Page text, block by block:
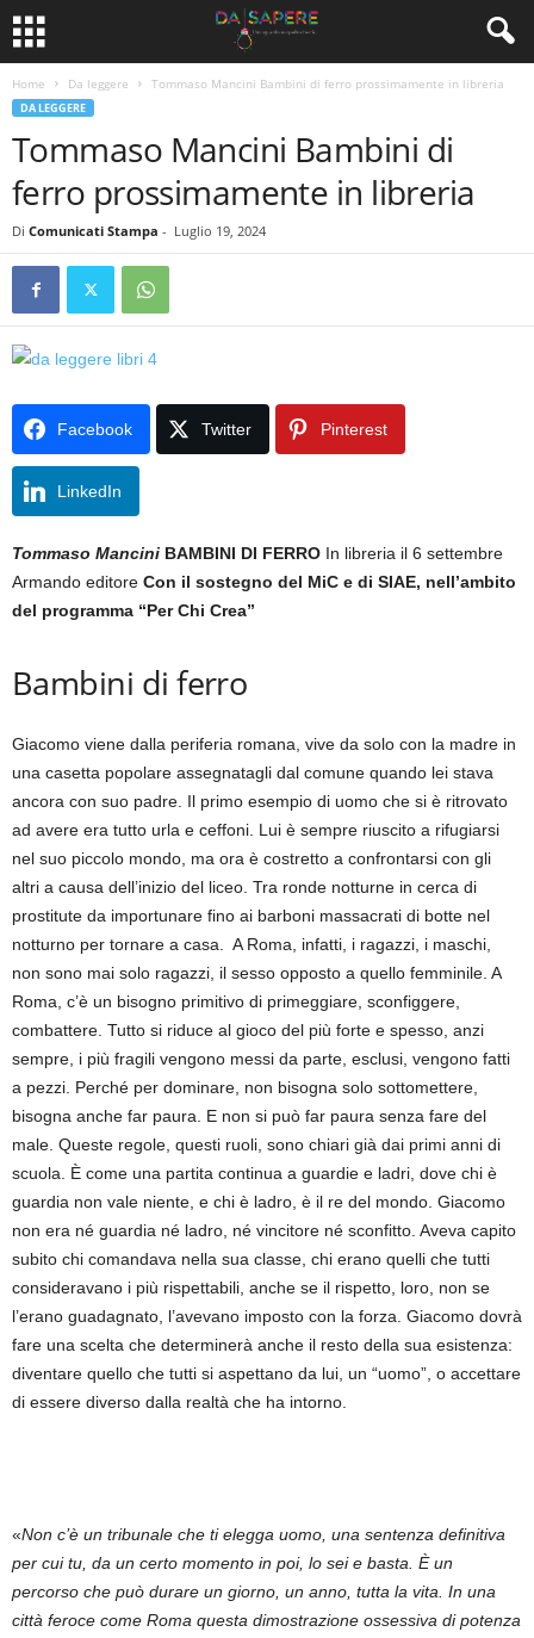
Home Da leggere Tommaso Mancini Bambini di ferro prossimamente in libreria
DA LEGGERE
Tommaso Mancini Bambini di
ferro prossimamente in libreria
Di Comunicati Stampa - Luglio 19, 2024
Facebook Twitter Pinterest
LinkedIn
Tommaso Mancini BAMBINI DI FERRO In libreria il 6 settembre
Armando editore Con il sostegno del MiC e di SIAE, nell’ambito
del programma “Per Chi Crea”
Bambini di ferro
Giacomo viene dalla periferia romana, vive da solo con la madre in
una casetta popolare assegnatagli dal comune quando lei stava
ancora con suo padre. Il primo esempio di uomo che si è ritrovato
ad avere era tutto urla e ceffoni. Lui è sempre riuscito a rifugiarsi
nel suo piccolo mondo, ma ora è costretto a confrontarsi con gli
altri a causa dell’inizio del liceo. Tra ronde notturne in cerca di
prostitute da importunare fino ai barboni massacrati di botte nel
notturno per tornare a casa. A Roma, infatti, i ragazzi, i maschi,
non sono mai solo ragazzi, il sesso opposto a quello femminile. A
Roma, c’è un bisogno primitivo di primeggiare, sconfiggere,
combattere. Tutto si riduce al gioco del più forte e spesso, anzi
sempre, i più fragili vengono messi da parte, esclusi, vengono fatti
a pezzi. Perché per dominare, non bisogna solo sottomettere,
bisogna anche far paura. E non si può far paura senza fare del
male. Queste regole, questi ruoli, sono chiari già dai primi anni di
scuola. È come una partita continua a guardie e ladri, dove chi è
guardia non vale niente, e chi è ladro, è il re del mondo. Giacomo
non era né guardia né ladro, né vincitore né sconfitto. Aveva capito
subito chi comandava nella sua classe, chi erano quelli che tutti
consideravano i più rispettabili, anche se il rispetto, loro, non se
l’erano guadagnato, l’avevano imposto con la forza. Giacomo dovrà
fare una scelta che determinerà anche il resto della sua esistenza:
diventare quello che tutti si aspettano da lui, un “uomo”, o accettare
di essere diverso dalla realtà che ha intorno.
«Non c’è un tribunale che ti elegga uomo, una sentenza definitiva
per cui tu, da un certo momento in poi, lo sei e basta. È un
percorso che può durare un giorno, un anno, tutta la vita. In una
città feroce come Roma questa dimostrazione ossessiva di potenza